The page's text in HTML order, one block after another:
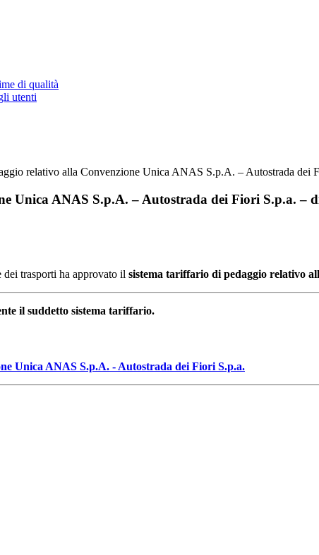
di qualità
utenti
relativo alla Convenzione Unica ANAS S.p.A. – Autostrada dei
Unica ANAS S.p.A. – Autostrada dei Fiori S.p.a. –
trasporti ha approvato il sistema tariffario di pedaggio relativo
il suddetto sistema tariffario.
Unica ANAS S.p.A. - Autostrada dei Fiori S.p.a.